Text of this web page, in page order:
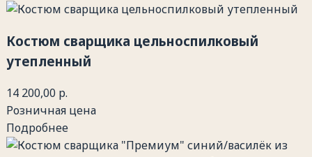
Костюм сварщика цельноспилковый
утепленный
14 200,00 р.
Розничная цена
Подробнее